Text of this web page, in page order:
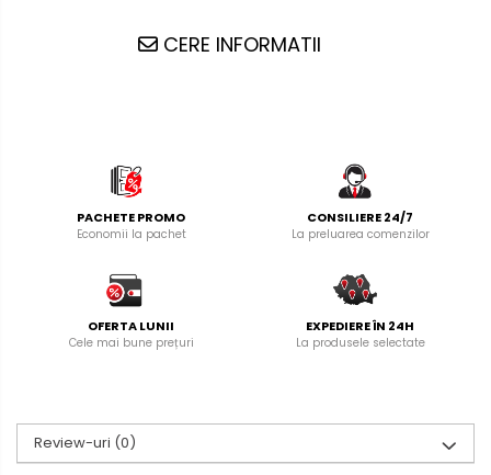
CERE INFORMATII
PACHETE PROMO
Economii la pachet
CONSILIERE 24/7
La preluarea comenzilor
OFERTA LUNII
Cele mai bune prețuri
EXPEDIERE ÎN 24H
La produsele selectate
Review-uri (0)